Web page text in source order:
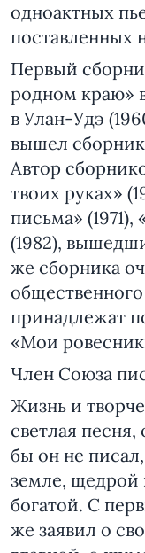
одноактных
поставленных
Первый
родном краю»
в Улан-Удэ
вышел
Автор
твоих руках»
письма»
(1982),
же сборника
принадлежат
«Мои
Член Союза
Жизнь и
светлая
бы он не
земле, щедрой
богатой. С
же заявил о